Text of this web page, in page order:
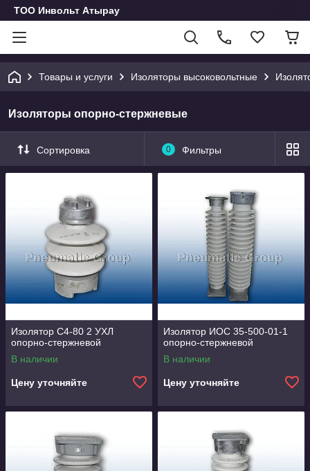
ТОО Инвольт Атырау
Товары и услуги Изоляторы высоковольтные
Изоляторы опорно-стержневые
Сортировка 0 Фильтры
Изолятор С4-80 2 УХЛ
опорно-стержневой
В наличии
Цену уточняйте
Изолятор ИОС 35-500-01-1
опорно-стержневой
В наличии
Цену уточняйте